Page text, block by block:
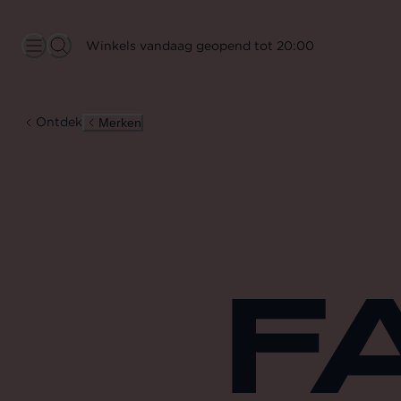
Winkels vandaag geopend tot 20:00
Ontdek Merken